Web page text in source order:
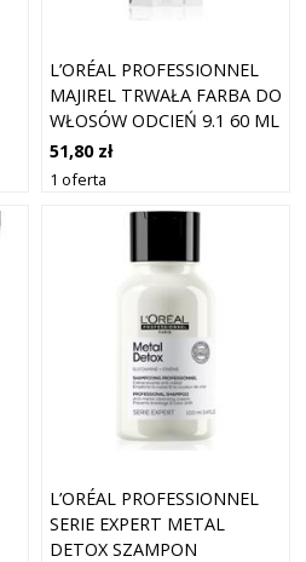
L’ORÉAL PROFESSIONNEL
MAJIREL TRWAŁA FARBA DO
WŁOSÓW ODCIEŃ 9.1 60 ML
51,80 zł
1 oferta
L’ORÉAL PROFESSIONNEL
SERIE EXPERT METAL
DETOX SZAMPON